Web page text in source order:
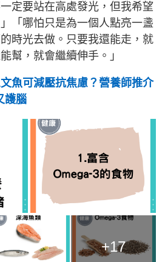
定要站在高處發光，但我希望
「哪怕只是為一個人點亮一盞
時光去做。只要我還能走，就
幫，就會繼續伸手。」
魚可減壓抗焦慮？營養師推介
護腦
+17